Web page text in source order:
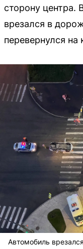
сторону центра.
врезался в
перевернулся
Автомобиль